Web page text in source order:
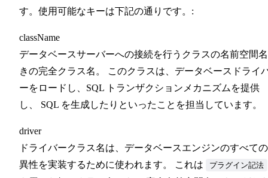
す。使用可能なキーは下記の通りです。:
className
データベースサーバーへの接続を行うクラスの名前空間
きの完全クラス名。 このクラスは、データベースドライ
ーをロードし、SQL トランザクションメカニズムを提供
し、 SQL を生成したりといったことを担当しています。
driver
ドライバークラス名は、データベースエンジンのすべて
異性を実装するために使われます。 これは
プラグイン記法